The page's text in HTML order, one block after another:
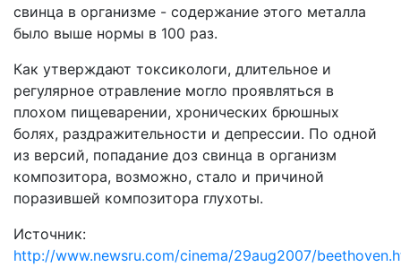
свинца в организме - содержание этого металла
было выше нормы в 100 раз.
Как утверждают токсикологи, длительное и
регулярное отравление могло проявляться в
плохом пищеварении, хронических брюшных
болях, раздражительности и депрессии. По одной
из версий, попадание доз свинца в организм
композитора, возможно, стало и причиной
поразившей композитора глухоты.
Источник:
http://www.newsru.com/cinema/29aug2007/